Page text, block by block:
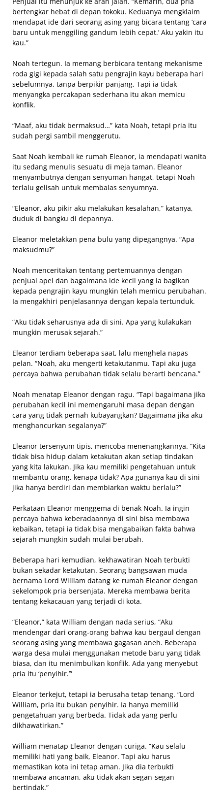
bertengkar hebat di depan tokoku. Keduanya mengklaim
mendapat ide dari seorang asing yang bicara tentang ‘cara
baru untuk menggiling gandum lebih cepat.’ Aku yakin itu
kau.”
Noah tertegun. Ia memang berbicara tentang mekanisme
roda gigi kepada salah satu pengrajin kayu beberapa hari
sebelumnya, tanpa berpikir panjang. Tapi ia tidak
menyangka percakapan sederhana itu akan memicu
konflik.
“Maaf, aku tidak bermaksud…” kata Noah, tetapi pria itu
sudah pergi sambil menggerutu.
Saat Noah kembali ke rumah Eleanor, ia mendapati wanita
itu sedang menulis sesuatu di meja taman. Eleanor
menyambutnya dengan senyuman hangat, tetapi Noah
terlalu gelisah untuk membalas senyumnya.
“Eleanor, aku pikir aku melakukan kesalahan,” katanya,
duduk di bangku di depannya.
Eleanor meletakkan pena bulu yang dipegangnya. “Apa
maksudmu?”
Noah menceritakan tentang pertemuannya dengan
penjual apel dan bagaimana ide kecil yang ia bagikan
kepada pengrajin kayu mungkin telah memicu perubahan.
Ia mengakhiri penjelasannya dengan kepala tertunduk.
“Aku tidak seharusnya ada di sini. Apa yang kulakukan
mungkin merusak sejarah.”
Eleanor terdiam beberapa saat, lalu menghela napas
pelan. “Noah, aku mengerti ketakutanmu. Tapi aku juga
percaya bahwa perubahan tidak selalu berarti bencana.”
Noah menatap Eleanor dengan ragu. “Tapi bagaimana jika
perubahan kecil ini memengaruhi masa depan dengan
cara yang tidak pernah kubayangkan? Bagaimana jika aku
menghancurkan segalanya?”
Eleanor tersenyum tipis, mencoba menenangkannya. “Kita
tidak bisa hidup dalam ketakutan akan setiap tindakan
yang kita lakukan. Jika kau memiliki pengetahuan untuk
membantu orang, kenapa tidak? Apa gunanya kau di sini
jika hanya berdiri dan membiarkan waktu berlalu?”
Perkataan Eleanor menggema di benak Noah. Ia ingin
percaya bahwa keberadaannya di sini bisa membawa
kebaikan, tetapi ia tidak bisa mengabaikan fakta bahwa
sejarah mungkin sudah mulai berubah.
Beberapa hari kemudian, kekhawatiran Noah terbukti
bukan sekadar ketakutan. Seorang bangsawan muda
bernama Lord William datang ke rumah Eleanor dengan
sekelompok pria bersenjata. Mereka membawa berita
tentang kekacauan yang terjadi di kota.
“Eleanor,” kata William dengan nada serius, “Aku
mendengar dari orang-orang bahwa kau bergaul dengan
seorang asing yang membawa gagasan aneh. Beberapa
warga desa mulai menggunakan metode baru yang tidak
biasa, dan itu menimbulkan konflik. Ada yang menyebut
pria itu ‘penyihir.’”
Eleanor terkejut, tetapi ia berusaha tetap tenang. “Lord
William, pria itu bukan penyihir. Ia hanya memiliki
pengetahuan yang berbeda. Tidak ada yang perlu
dikhawatirkan.”
William menatap Eleanor dengan curiga. “Kau selalu
memiliki hati yang baik, Eleanor. Tapi aku harus
memastikan kota ini tetap aman. Jika dia terbukti
membawa ancaman, aku tidak akan segan-segan
bertindak.”